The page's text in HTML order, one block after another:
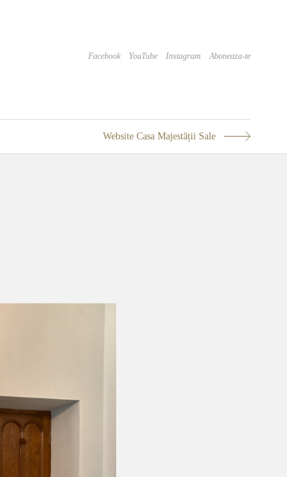
Facebook YouTube Instagram Aboneaza-te
Website Casa Majestății Sale